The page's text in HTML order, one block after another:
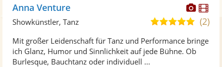
Fotos
Anna Venture
5,0
5
(2)
Showkünstler, Tanz
Mit großer Leidenschaft für Tanz und Performance bringe
ich Glanz, Humor und Sinnlichkeit auf jede Bühne. Ob
Burlesque, Bauchtanz oder individuell ...